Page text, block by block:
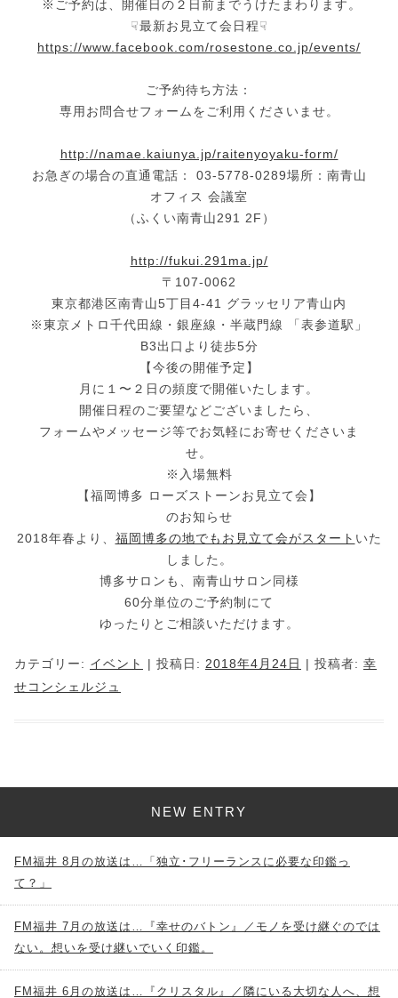
※ご予約は、開催日の２日前までうけたまわります。
☟最新お見立て会日程☟
https://www.facebook.com/rosestone.co.jp/events/
ご予約待ち方法：
専用お問合せフォームをご利用くださいませ。
http://namae.kaiunya.jp/raitenyoyaku-form/
お急ぎの場合の直通電話： 03-5778-0289場所：南青山
オフィス 会議室
（ふくい南青山291 2F）
http://fukui.291ma.jp/
〒107-0062
東京都港区南青山5丁目4-41 グラッセリア青山内
※東京メトロ千代田線・銀座線・半蔵門線 「表参道駅」
B3出口より徒歩5分
【今後の開催予定】
月に１〜２日の頻度で開催いたします。
開催日程のご要望などございましたら、
フォームやメッセージ等でお気軽にお寄せくださいま
せ。
※入場無料
【福岡博多 ローズストーンお見立て会】
のお知らせ
2018年春より、 福岡博多の地でもお見立て会がスタート いた
しました。
博多サロンも、南青山サロン同様
60分単位のご予約制にて
ゆったりとご相談いただけます。
カテゴリー: イベント | 投稿日: 2018年4月24日 | 投稿者: 幸
せコンシェルジュ
NEW ENTRY
FM福井 8月の放送は…「独立･フリーランスに必要な印鑑っ
て？」
FM福井 7月の放送は…『幸せのバトン』／モノを受け継ぐのでは
ない。想いを受け継いでいく印鑑。
FM福井 6月の放送は…『クリスタル』／隣にいる大切な人へ、想